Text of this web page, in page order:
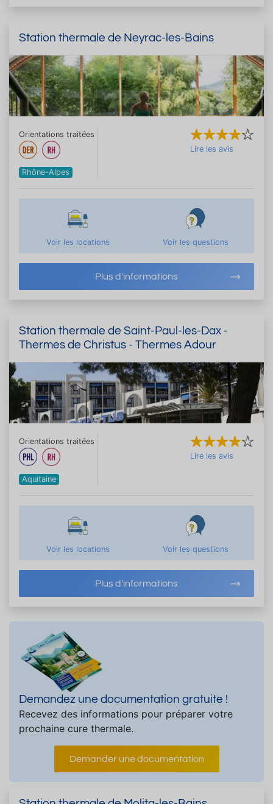
Station thermale de Neyrac-les-Bains
Orientations traitées
Rhône-Alpes
Lire les avis
Voir les locations Voir les questions
Plus d'informations
Station thermale de Saint-Paul-les-Dax -
Thermes de Christus - Thermes Adour
Orientations traitées
Aquitaine
Lire les avis
Voir les locations Voir les questions
Plus d'informations
Demandez une documentation gratuite !
Recevez des informations pour préparer votre
prochaine cure thermale.
Demander une documentation